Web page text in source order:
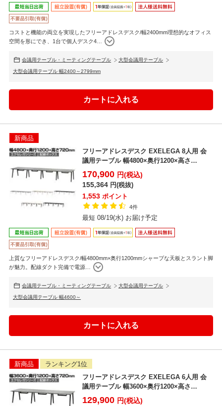
コストと機能の両立を実現したフリーアドレスデスク/幅2400mm理想的なオフィス
空間を形にでき、1台で個人デスク4…
会議用テーブル・ミーティングテーブル 大型会議用テーブル
大型会議用テーブル 幅2400～2799mm
新商品
フリーアドレスデスク EXELEGA 8人用 会
議用テーブル 幅4800×奥行1200×高さ
720m...
170,900 円(税込)
155,364 円(税抜)
1,553 ポイント
4件
最短 08/19(水) お届け予定
上質なフリーアドレスデスク/幅4800mm×奥行1200mmシャープな天板とスラント脚
が魅力。配線ダクト完備で電源…
会議用テーブル・ミーティングテーブル 大型会議用テーブル
大型会議用テーブル 幅4600～
新商品
ランキング1位
フリーアドレスデスク EXELEGA 6人用 会
議用テーブル 幅3600×奥行1200×高さ
720m...
129,900 円(税込)